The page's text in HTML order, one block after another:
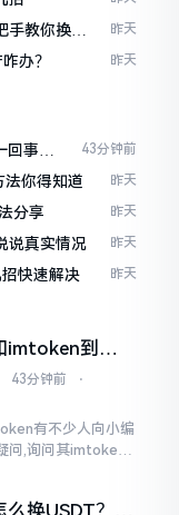
教你换主
昨天
办？ 昨天
事？
43分钟前
你得知道 昨天
分享 昨天
说真实情况 昨天
快速解决 昨天
imtoken到底
完就懂了
43分钟前
⋅
有不少人向小编
问,询问其imtoken
换USDT？这